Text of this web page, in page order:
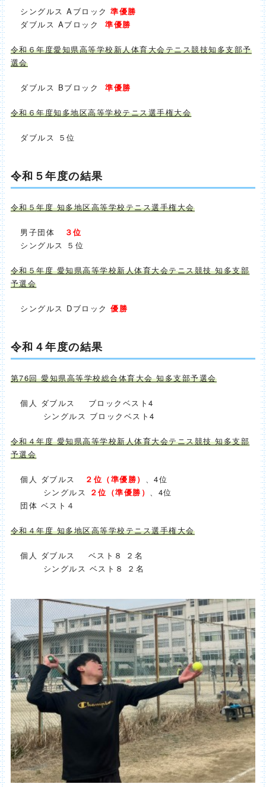
シングルス Aブロック準優勝
ダブルス Aブロック
準優勝
令和６年度愛知県高等学校新人体育大会テニス競技知多支部予
選会
ダブルス Bブロック 準優勝
令和６年度知多地区高等学校テニス選手権大会
ダブルス ５位
令和５年度の結果
令和５年度 知多地区高等学校テニス選手権大会
男子団体
３位
シングルス ５位
令和５年度 愛知県高等学校新人体育大会テニス競技 知多支部
予選会
シングルス Dブロック優勝
令和４年度の結果
第76回 愛知県高等学校総合体育大会 知多支部予選会
個人 ダブルス ブロックベスト4
シングルス ブロックベスト4
令和４年度 愛知県高等学校新人体育大会テニス競技 知多支部
予選会
個人 ダブルス ２位（準優勝） 、4位
シングルス ２位（準優勝） 、4位
団体 ベスト４
令和４年度 知多地区高等学校テニス選手権大会
個人 ダブルス ベスト８ ２名
シングルス ベスト８ ２名